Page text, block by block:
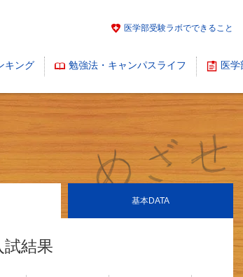
医学部受験ラボでできること
キング 勉強法・キャンパスライフ 医学
基本DATA
試結果